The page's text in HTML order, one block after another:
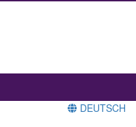
DEUTSCH